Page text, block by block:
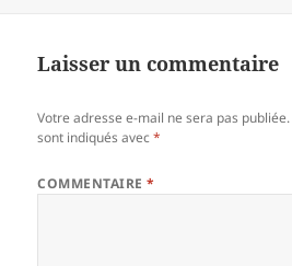
Laisser un commentaire
Votre adresse e-mail ne sera pas publiée.
sont indiqués avec*
COMMENTAIRE*